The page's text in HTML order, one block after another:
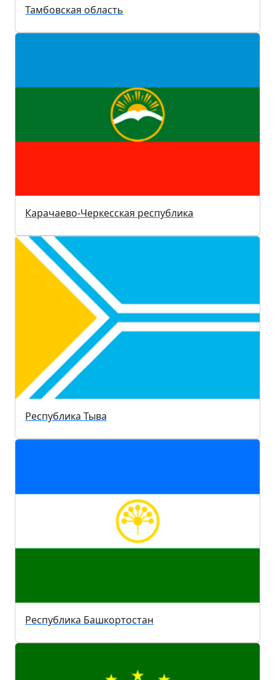
Тамбовская область
Карачаево-Черкесская республика
Республика Тыва
Республика Башкортостан